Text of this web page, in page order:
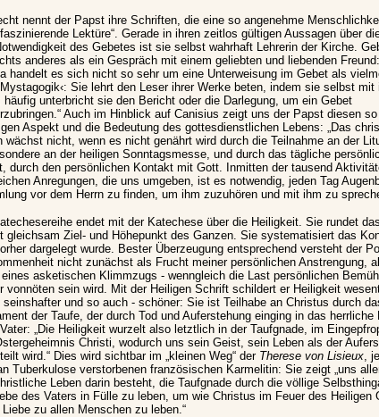
nennt der Papst ihre Schriften, die eine so angenehme
Lektüre“. Gerade in ihren zeitlos gültigen Aussagen über
des Gebetes ist sie selbst wahrhaft Lehrerin der Kirche.
anderes als ein Gespräch mit einem geliebten und liebenden
handelt es sich nicht so sehr um eine Unterweisung im Gebet als
Sie lehrt den Leser ihrer Werke beten, indem sie selbst mit
häufig unterbricht sie den Bericht oder die Darlegung, um ein Gebet
Auch im Hinblick auf Canisius zeigt uns der Papst diesen so
Aspekt und die Bedeutung des gottesdienstlichen Lebens: „Das
wächst nicht, wenn es nicht genährt wird durch die Teilnahme an der
an der heiligen Sonntagsmesse, und durch das tägliche
durch den persönlichen Kontakt mit Gott. Inmitten der tausend
Anregungen, die uns umgeben, ist es notwendig, jeden Tag
vor dem Herrn zu finden, um ihm zuzuhören und mit ihm zu
endet mit der Katechese über die Heiligkeit. Sie rundet
gleichsam Ziel- und Höhepunkt des Ganzen. Sie systematisiert das
dargelegt wurde. Bester Überzeugung entsprechend versteht der
nicht zunächst als Frucht meiner persönlichen Anstrengung,
eines asketischen Klimmzugs - wenngleich die Last persönlichen
vonnöten sein wird. Mit der Heiligen Schrift schildert er Heiligkeit
seinshafter und so auch - schöner: Sie ist Teilhabe an Christus durch
der Taufe, der durch Tod und Auferstehung einging in das herrliche
„Die Heiligkeit wurzelt also letztlich in der Taufgnade, im
Christi, wodurch uns sein Geist, sein Leben als der
wird.“ Dies wird sichtbar im „kleinen Weg“ der Therese von Lisieux,
Tuberkulose verstorbenen französischen Karmelitin: Sie zeigt „uns
Leben darin besteht, die Taufgnade durch die völlige
des Vaters in Fülle zu leben, um wie Christus im Feuer des Heiligen
zu allen Menschen zu leben.“